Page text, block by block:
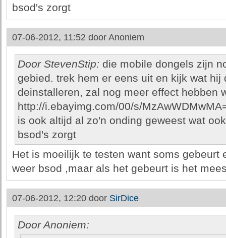
bsod's zorgt
07-06-2012, 11:52 door Anoniem
Door StevenStip: die mobile dongels zijn
gebied. trek hem er eens uit en kijk wat hij
deinstalleren, zal nog meer effect hebben
http://i.ebayimg.com/00/s/
is ook altijd al zo'n onding geweest wat
bsod's zorgt
Het is moeilijk te testen want soms gebeurt
weer bsod ,maar als het gebeurt is het
07-06-2012, 12:20 door SirDice
Door Anoniem: